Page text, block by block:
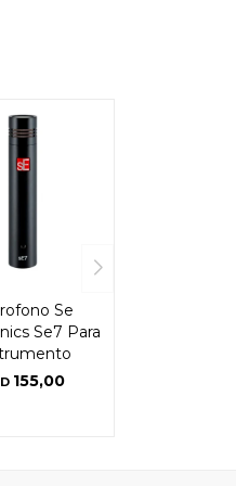
Se
Se7 Para
155,00